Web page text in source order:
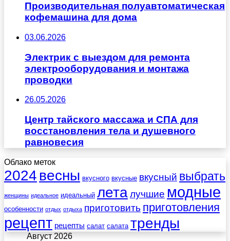
Производительная полуавтоматическая
кофемашина для дома
03.06.2026
Электрик с выездом для ремонта
электрооборудования и монтажа
проводки
26.05.2026
Центр тайского массажа и СПА для
восстановления тела и душевного
равновесия
Облако меток
2024 весны вкусного вкусные вкусный выбрать
женщины идеальное идеальный леталучшие модные
особенности отдых отдыха приготовить приготовления
рецепт рецепты салат салата тренды
Август 2026